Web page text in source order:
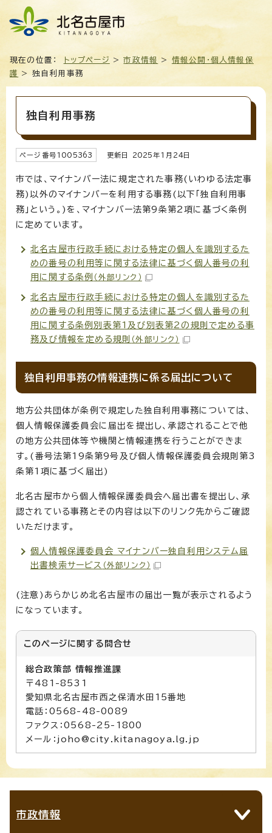
現在の位置： トップページ >市政情報 > 情報公開・個人情報保
護
> 独自利用事務
独自利用事務
ページ番号1005363 更新日 2025年1月 24日
市では、マイナンバー法に規定された事務(いわゆる法定事
務)以外のマイナンバーを利用する事務(以下「独自利用事
務」という。)を、マイナンバー法第9条第2項に基づく条例
に定めています。
北名古屋市行政手続における特定の個人を識別するた
めの番号の利用等に関する法律に基づく個人番号の利
用に関する条例 （外部リンク）
北名古屋市行政手続における特定の個人を識別するた
めの番号の利用等に関する法律に基づく個人番号の利
用に関する条例別表第1及び別表第2の規則で定める事
務及び情報を定める規則
（外部リンク）
独自利用事務の情報連携に係る届出について
地方公共団体が条例で規定した独自利用事務については、
個人情報保護委員会に届出を提出し、承認されることで他
の地方公共団体等や機関と情報連携を行うことができま
す。(番号法第19条第9号及び個人情報保護委員会規則第3
条第1項に基づく届出)
北名古屋市から個人情報保護委員会へ届出書を提出し、承
認されている事務とその内容は以下のリンク先からご確認
いただけます。
個人情報保護委員会 マイナンバー独自利用システム届
出書検索サービス （外部リンク）
(注意)あらかじめ北名古屋市の届出一覧が表示されるよう
になっています。
このページに関する 問合せ
総合政策部 情報推進課
〒481-8531
愛知県北名古屋市西之保清水田15番地
電話：0568-48-0089
ファクス：0568-25-1800
メール：joho@city.kitanagoya.lg.jp
市政情報